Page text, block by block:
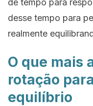
de tempo para
desse tempo para
realmente
O que mais
rotação
equilíbrio